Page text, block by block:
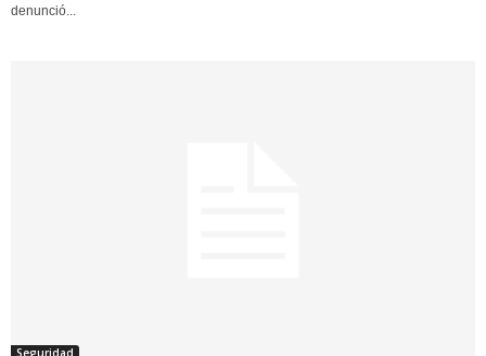
denunció...
Seguridad